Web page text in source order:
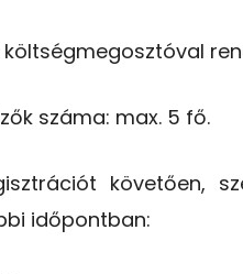
száma: max. 5 fő.
követően,
időpontban: